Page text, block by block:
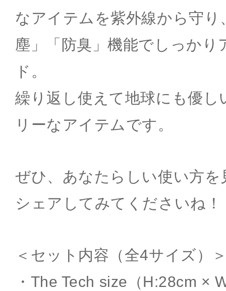
なアイテムを紫外線から守り
塵」「防臭」機能でしっかり
ド。
繰り返し使えて地球にも優し
リーなアイテムです。
ぜひ、あなたらしい使い方
シェアしてみてくださいね！
＜セット内容（全4サイズ）
・The Tech size（H:28cm ×